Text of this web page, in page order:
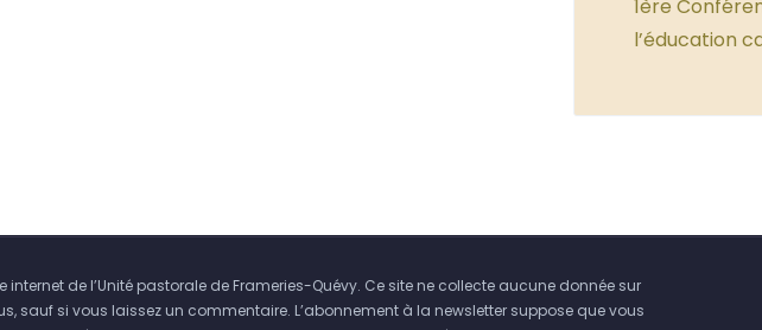
1ère
l’éducation
internet de l’Unité pastorale de Frameries-Quévy. Ce site ne collecte aucune donnée sur
sauf si vous laissez un commentaire. L’abonnement à la newsletter suppose que vous